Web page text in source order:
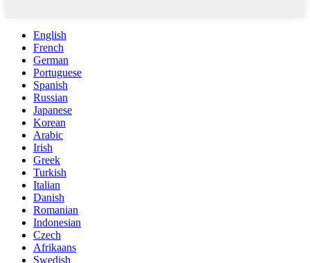
English
French
German
Portuguese
Spanish
Russian
Japanese
Korean
Arabic
Irish
Greek
Turkish
Italian
Danish
Romanian
Indonesian
Czech
Afrikaans
Swedish